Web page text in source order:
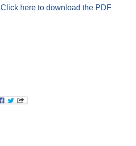
Click here to download the PDF